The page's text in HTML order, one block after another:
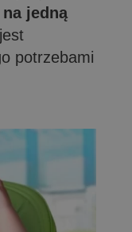
jedną
potrzebami